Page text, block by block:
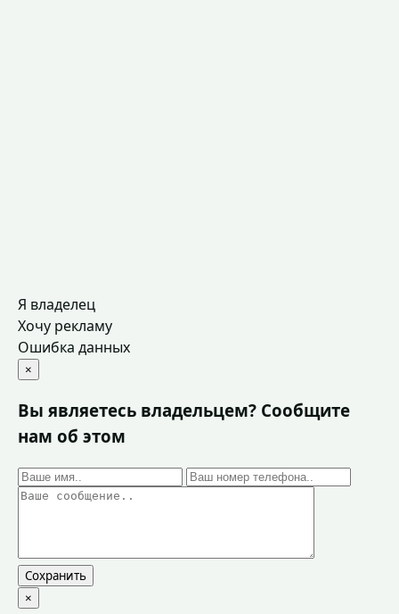
Я владелец
Хочу рекламу
Ошибка данных
×
Вы являетесь владельцем? Сообщите
нам об этом
Сохранить
×